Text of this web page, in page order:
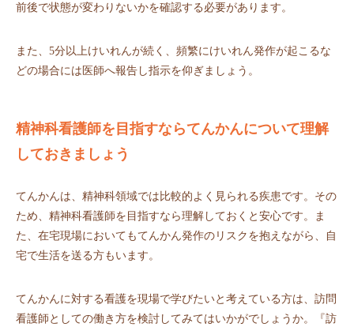
前後で状態が変わりないかを確認する必要があります。
また、5分以上けいれんが続く、頻繁にけいれん発作が起こるな
どの場合には医師へ報告し指示を仰ぎましょう。
精神科看護師を目指すならてんかんについて理解
しておきましょう
てんかんは、精神科領域では比較的よく見られる疾患です。その
ため、精神科看護師を目指すなら理解しておくと安心です。ま
た、在宅現場においてもてんかん発作のリスクを抱えながら、自
宅で生活を送る方もいます。
てんかんに対する看護を現場で学びたいと考えている方は、訪問
看護師としての働き方を検討してみてはいかがでしょうか。『訪